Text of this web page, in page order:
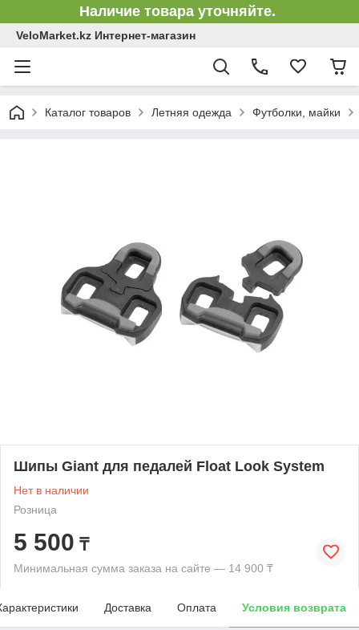
Наличие товара уточняйте.
VeloMarket.kz Интернет-магазин
Каталог товаров Летняя одежда Футболки, майки
Шипы Giant для педалей Float Look System
Нет в наличии
Розница
5 500 ₸
Минимальная сумма заказа на сайте — 14 900 ₸
Доставка Оплата Условия возврата